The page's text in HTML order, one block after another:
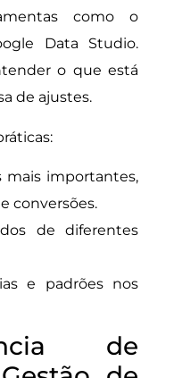
como o
Data Studio.
o que está
de ajustes.
mais importantes,
conversões.
de diferentes
e padrões nos
de